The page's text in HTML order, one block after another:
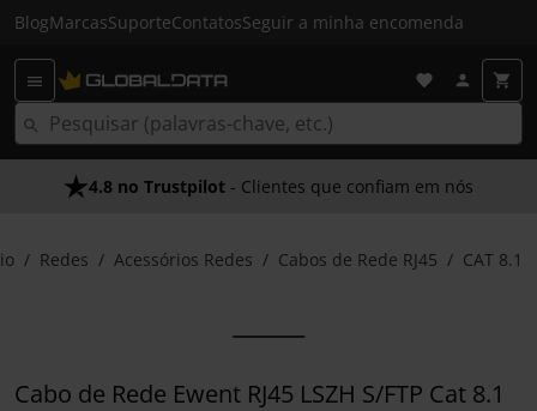
BlogMarcasSuporteContatosSeguir a minha encomenda
4.8 no Trustpilot - Clientes que confiam em nós
Redes Acessórios Redes Cabos de Rede RJ45 CAT 8.1
Cabo de Rede Ewent RJ45 LSZH S/FTP Cat 8.1